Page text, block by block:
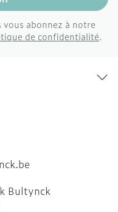
abonnez à notre
de confidentialité.
Bultynck